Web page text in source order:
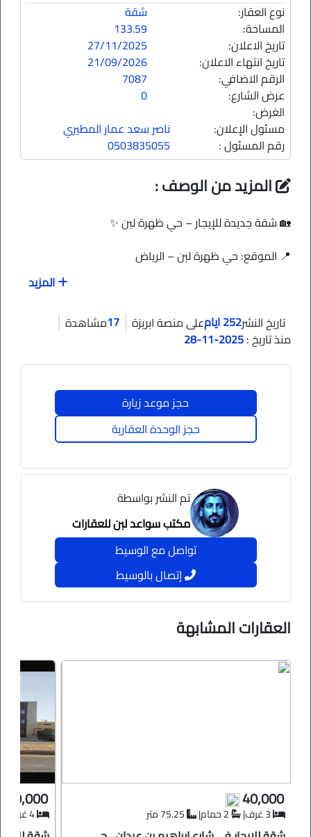
نوع العقار:
شقة
المساحة:
133.59
تاريخ الاعلان:
27/11/2025
تاريخ انتهاء الاعلان:
21/09/2026
الرقم الاضافي:
7087
عرض الشارع:
0
الغرض:
مسئول الإعلان:
ناصر سعد عمار المطيري
رقم المسئول :
0503835055
المزيد من الوصف :
🏡 شقة جديدة للإيجار – حي ظهرة لبن ✨
📍 الموقع: حي ظهرة لبن – الرياض
مشروع السلطان73
🔹 المواصفات:
✅ مجلس رجال مع دورة مياه 🚹
✅ صالة واسعة 🛋️
✅ مطبخ (غير راكب) 🍳
✅ غرفتين نوم 🛏️
✅ دورة مياه عامة 🚻
✅ غرفة ماستر مع دورات مياه خاصة 🛁
🚘 موقف خاص للسيارة
المزيد
تاريخ النشر252 ايام على منصة ابريزة 17مشاهدة
منذ تاريخ :2025-11-28
حجز موعد زيارة
حجز الوحدة العقارية
تم النشر بواسطة
مكتب سواعد لبن للعقارات
تواصل مع الوسيط
إتصال بالوسيط
العقارات المشابهة
40,000
|
|
60,000